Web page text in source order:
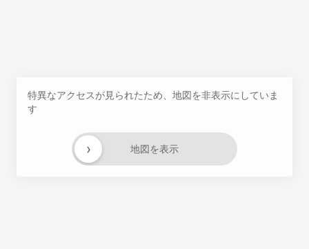
特異なアクセスが見られたため、地図を非表示にしていま
す
地図を表示
›